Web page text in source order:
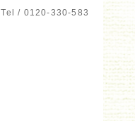
Tel / 0120-330-583